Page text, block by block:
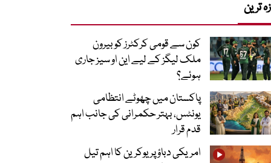
ترین
کون سے قومی کرکٹرز کو بیرون
ملک لیگز کے لیے این او سیز جاری
ہوئے؟
پاکستان میں چھوٹے انتظامی
یونٹس، بہتر حکمرانی کی جانب اہم
قدم قرار
امریکی دباؤ پر یوکرین کا اہم تیل